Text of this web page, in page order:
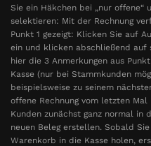
Sie ein Häkchen bei „nur
selektieren: Mit der Rechnung
Punkt 1 gezeigt: Klicken Sie auf
ein und klicken abschließend auf
hier die 3 Anmerkungen aus
Kasse (nur bei Stammkunden
beispielsweise zu seinem
offene Rechnung vom letzten
Kunden zunächst ganz normal in
neuen Beleg erstellen. Sobald
Warenkorb in die Kasse holen,